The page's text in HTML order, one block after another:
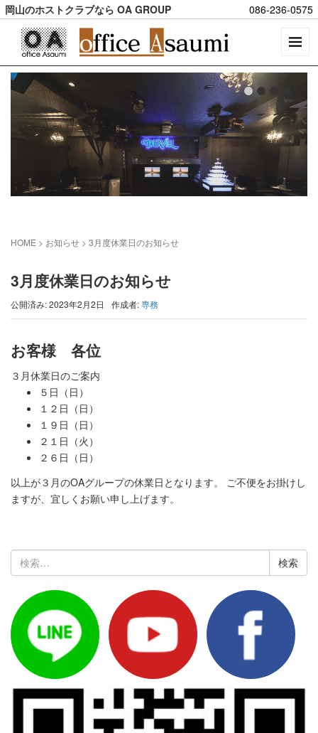
岡山のホストクラブなら OA GROUP 086-236-0575
HOME > お知らせ > 3月度休業日のお知らせ
3月度休業日のお知らせ
公開済み: 2023年2月2日 作成者:専務
お客様 各位
３月休業日のご案内
５日（日）
１２日（日）
１９日（日）
２１日（火）
２６日（日）
以上が３月のOAグループの休業日となります。 ご不便をお掛けし
ますが、宜しくお願い申し上げます。
索: